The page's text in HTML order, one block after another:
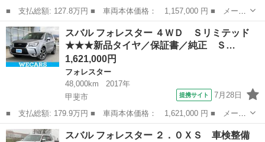
■ 支払総額: 127.8万円 ■ 車両本体価格： 1,157,000 円 ■ メーカ
ー名： スバル ■ 車種名： フォレスター ■ グレード名： ２．
０ｉ－Ｌ アイサイト ４ＷＤ ＳＤナビ バックカメラ 衝突被害
軽減シス...
山梨 甲斐市
スバル フォレスター ４ＷＤ Ｓリミテッド
★★★新品タイヤ／保証書／純正 Ｓ…
1,621,000円
フォレスター
48,000km
2017年
甲斐市
提携サイト 7月28日
■ 支払総額: 179.9万円 ■ 車両本体価格： 1,621,000 円 ■ メーカ
ー名： スバル ■ 車種名： フォレスター ■ グレード名： ４Ｗ
Ｄ Ｓリミテッド ★★★新品タイヤ／保証書／純正 ＳＤナビ／衝
山梨 甲斐市
スバル フォレスター ２．０ＸＳ 車検整備